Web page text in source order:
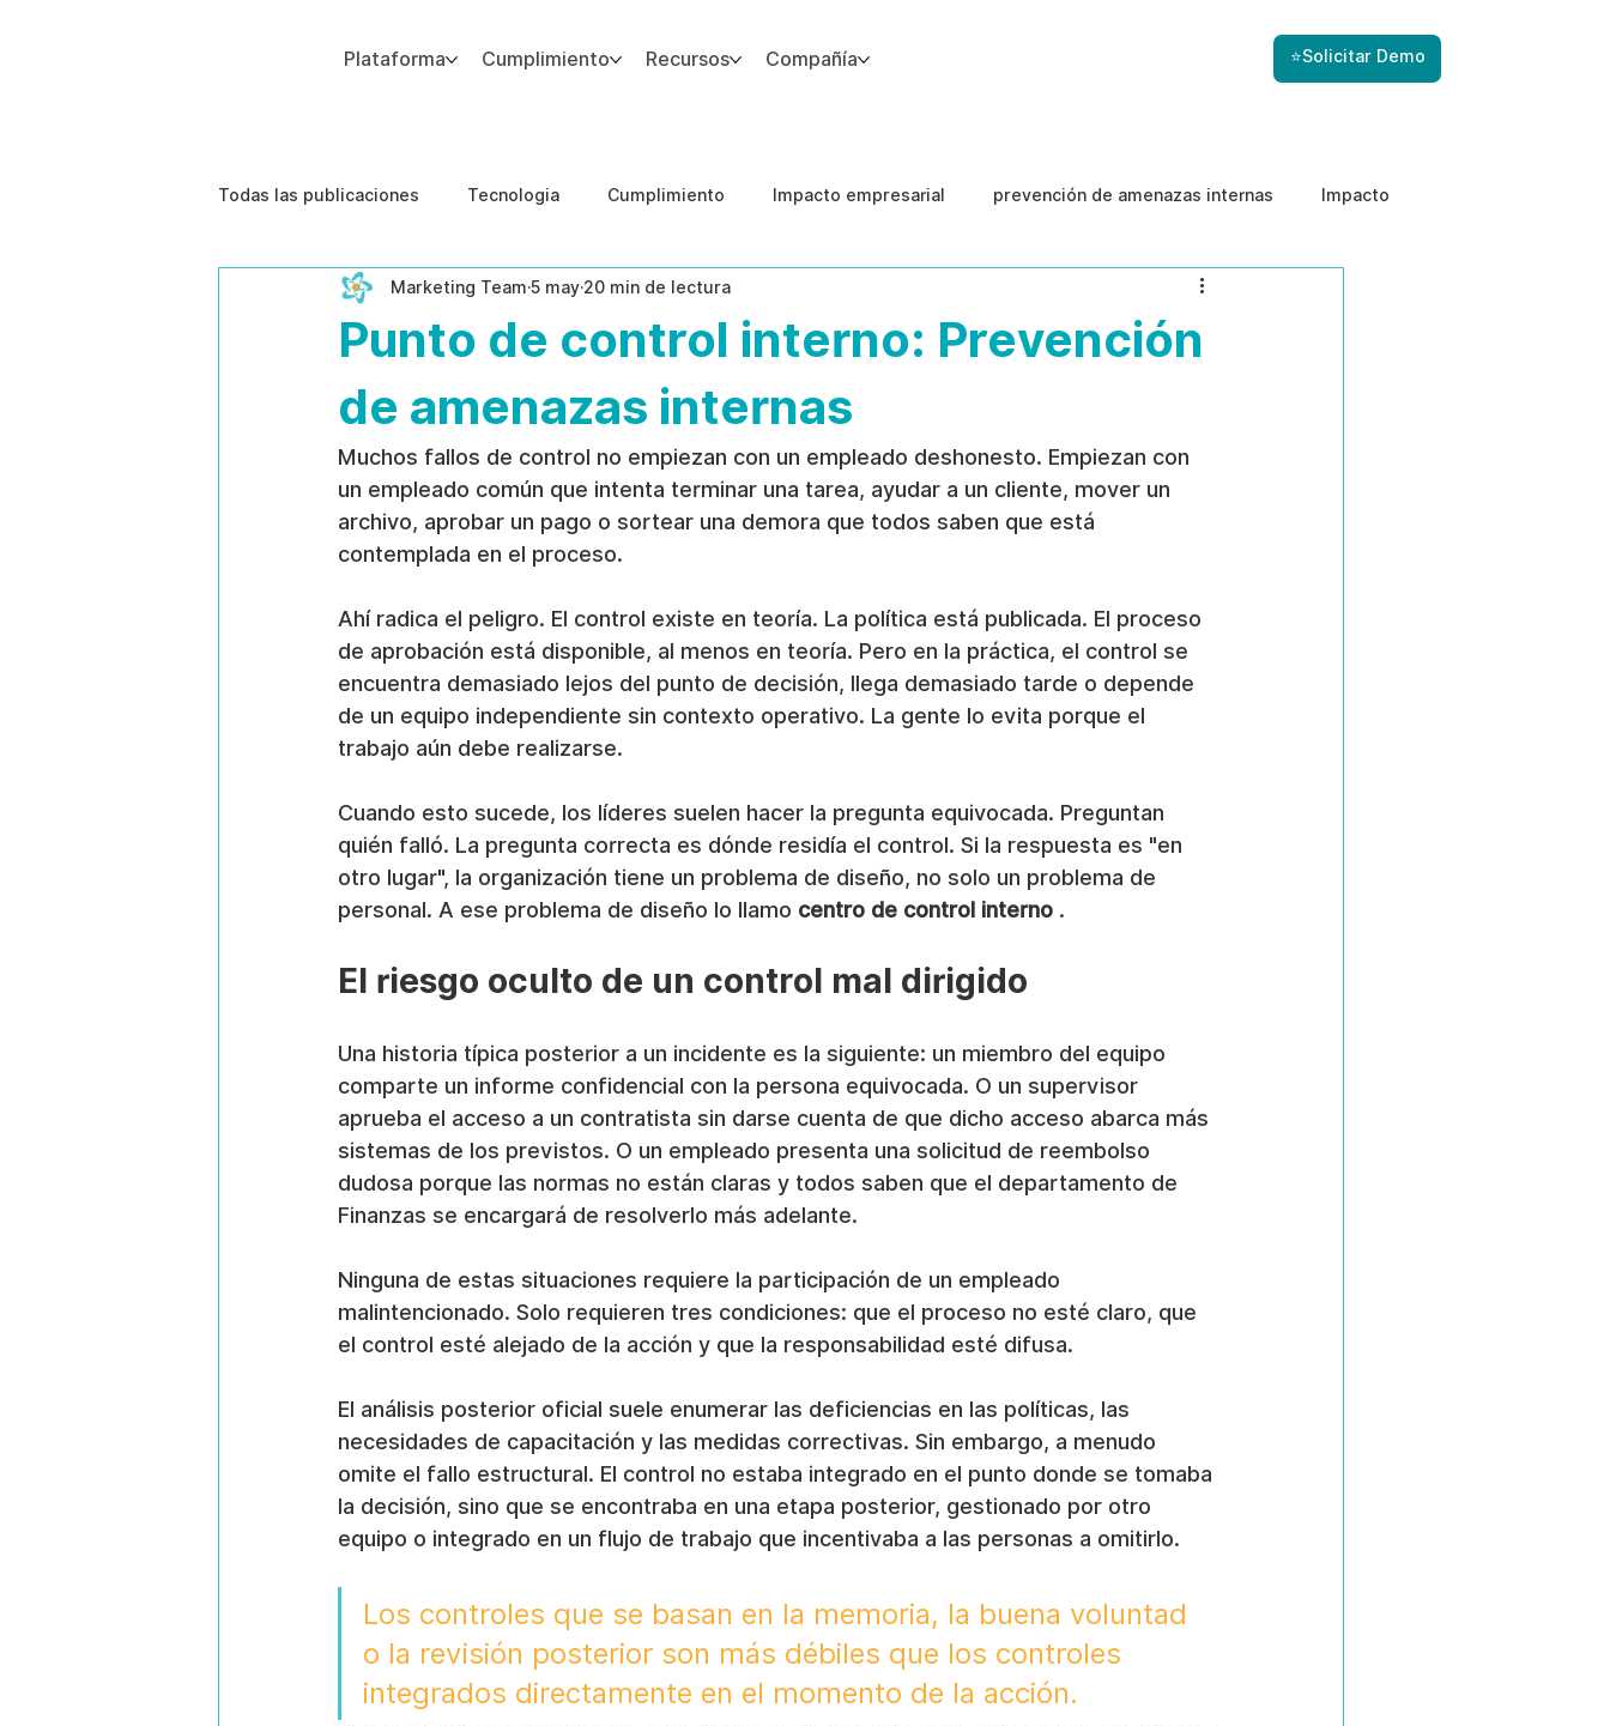
Plataforma Cumplimiento Recursos Compañía ⭐Solicitar Demo
Todas las publicaciones Tecnologia Cumplimiento Impacto empresarial prevención de amenazas internas Impacto
Estudios de caso Etica de IA Integridad del Capital Humano
Punto de control interno: Prevención
de amenazas internas
Marketing Team 5 may 20 min de lectura
Muchos fallos de control no empiezan con un empleado deshonesto. Empiezan con
un empleado común que intenta terminar una tarea, ayudar a un cliente, mover un
archivo, aprobar un pago o sortear una demora que todos saben que está
contemplada en el proceso.
Ahí radica el peligro. El control existe en teoría. La política está publicada. El proceso
de aprobación está disponible, al menos en teoría. Pero en la práctica, el control se
encuentra demasiado lejos del punto de decisión, llega demasiado tarde o depende
de un equipo independiente sin contexto operativo. La gente lo evita porque el
trabajo aún debe realizarse.
Cuando esto sucede, los líderes suelen hacer la pregunta equivocada. Preguntan
quién falló. La pregunta correcta es dónde residía el control. Si la respuesta es "en
otro lugar", la organización tiene un problema de diseño, no solo un problema de
personal. A ese problema de diseño lo llamo centro de control interno .
El riesgo oculto de un control mal dirigido
Una historia típica posterior a un incidente es la siguiente: un miembro del equipo
comparte un informe confidencial con la persona equivocada. O un supervisor
aprueba el acceso a un contratista sin darse cuenta de que dicho acceso abarca más
sistemas de los previstos. O un empleado presenta una solicitud de reembolso
dudosa porque las normas no están claras y todos saben que el departamento de
Finanzas se encargará de resolverlo más adelante.
Ninguna de estas situaciones requiere la participación de un empleado
malintencionado. Solo requieren tres condiciones: que el proceso no esté claro, que
el control esté alejado de la acción y que la responsabilidad esté difusa.
El análisis posterior oficial suele enumerar las deficiencias en las políticas, las
necesidades de capacitación y las medidas correctivas. Sin embargo, a menudo
omite el fallo estructural. El control no estaba integrado en el punto donde se tomaba
la decisión, sino que se encontraba en una etapa posterior, gestionado por otro
equipo o integrado en un flujo de trabajo que incentivaba a las personas a omitirlo.
Los controles que se basan en la memoria, la buena voluntad
o la revisión posterior son más débiles que los controles
integrados directamente en el momento de la acción.